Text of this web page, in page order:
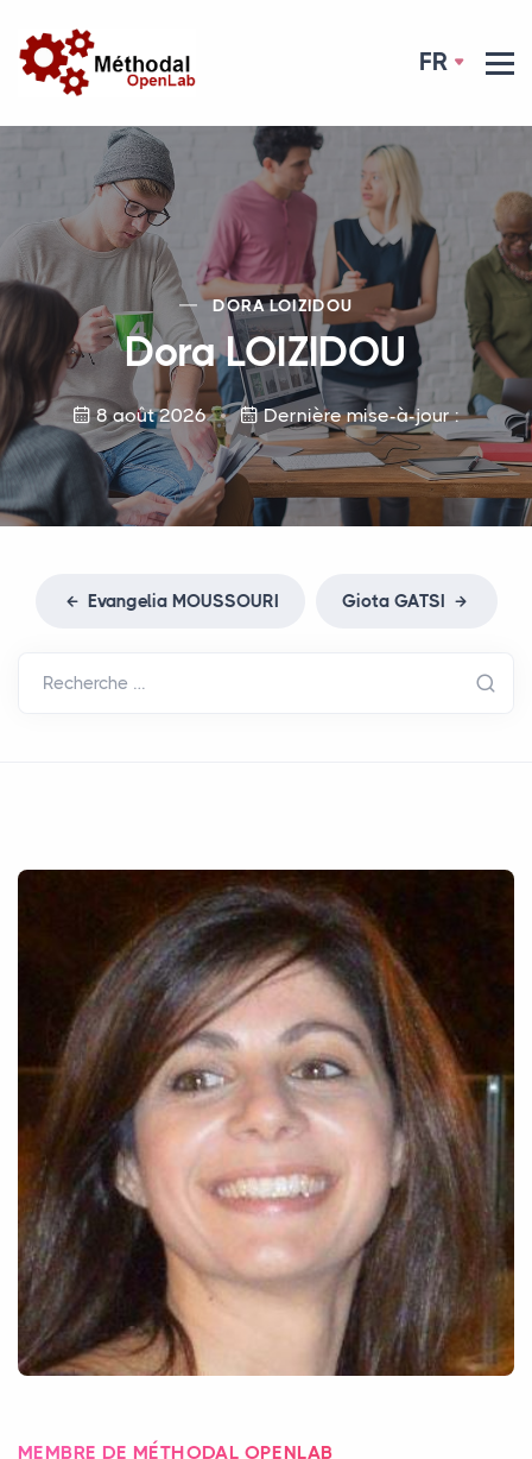
FR
DORALOIZIDOU
DoraLOIZIDOU
8 août 2026 Dernière mise-à-jour :
Evangelia MOUSSOURI Giota GATSI
Recherche …
MEMBRE DE MÉTHODAL OPENLAB